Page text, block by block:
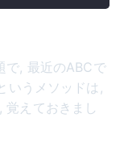
で, 最近のABCで
いうメソッドは,
覚えておきまし